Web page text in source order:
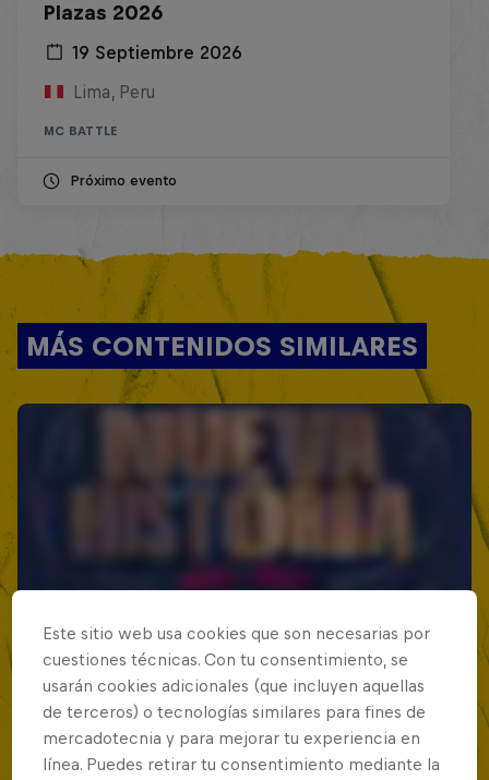
Plazas 2026
19 Septiembre 2026
Lima, Peru
MC BATTLE
Próximo evento
MÁS CONTENIDOS SIMILARES
Este sitio web usa cookies que son necesarias por
cuestiones técnicas. Con tu consentimiento, se
usarán cookies adicionales (que incluyen aquellas
de terceros) o tecnologías similares para fines de
mercadotecnia y para mejorar tu experiencia en
línea. Puedes retirar tu consentimiento mediante la